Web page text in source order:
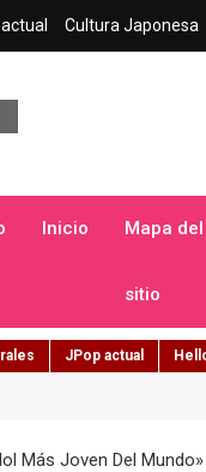
Cultura Japonesa
Inicio Mapa del
sitio
JPop actual
Más Joven Del Mundo»